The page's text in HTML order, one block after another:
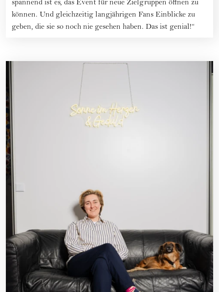
spannend ist es, das Event für neue Zielgruppen öffnen zu
können. Und gleichzeitig langjährigen Fans Einblicke zu
geben, die sie so noch nie gesehen haben. Das ist genial!“